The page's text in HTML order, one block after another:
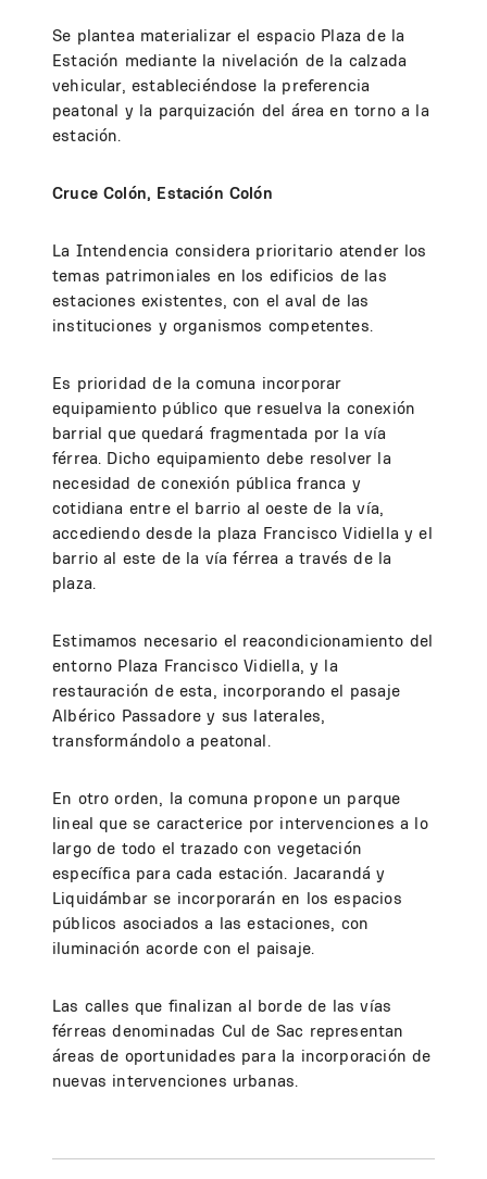
Se plantea materializar el espacio Plaza de la
Estación mediante la nivelación de la calzada
vehicular, estableciéndose la preferencia
peatonal y la parquización del área en torno a la
estación.
Cruce Colón, Estación Colón
La Intendencia considera prioritario atender los
temas patrimoniales en los edificios de las
estaciones existentes, con el aval de las
instituciones y organismos competentes.
Es prioridad de la comuna incorporar
equipamiento público que resuelva la conexión
barrial que quedará fragmentada por la vía
férrea. Dicho equipamiento debe resolver la
necesidad de conexión pública franca y
cotidiana entre el barrio al oeste de la vía,
accediendo desde la plaza Francisco Vidiella y el
barrio al este de la vía férrea a través de la
plaza.
Estimamos necesario el reacondicionamiento del
entorno Plaza Francisco Vidiella, y la
restauración de esta, incorporando el pasaje
Albérico Passadore y sus laterales,
transformándolo a peatonal.
En otro orden, la comuna propone un parque
lineal que se caracterice por intervenciones a lo
largo de todo el trazado con vegetación
específica para cada estación. Jacarandá y
Liquidámbar se incorporarán en los espacios
públicos asociados a las estaciones, con
iluminación acorde con el paisaje.
Las calles que finalizan al borde de las vías
férreas denominadas Cul de Sac representan
áreas de oportunidades para la incorporación de
nuevas intervenciones urbanas.